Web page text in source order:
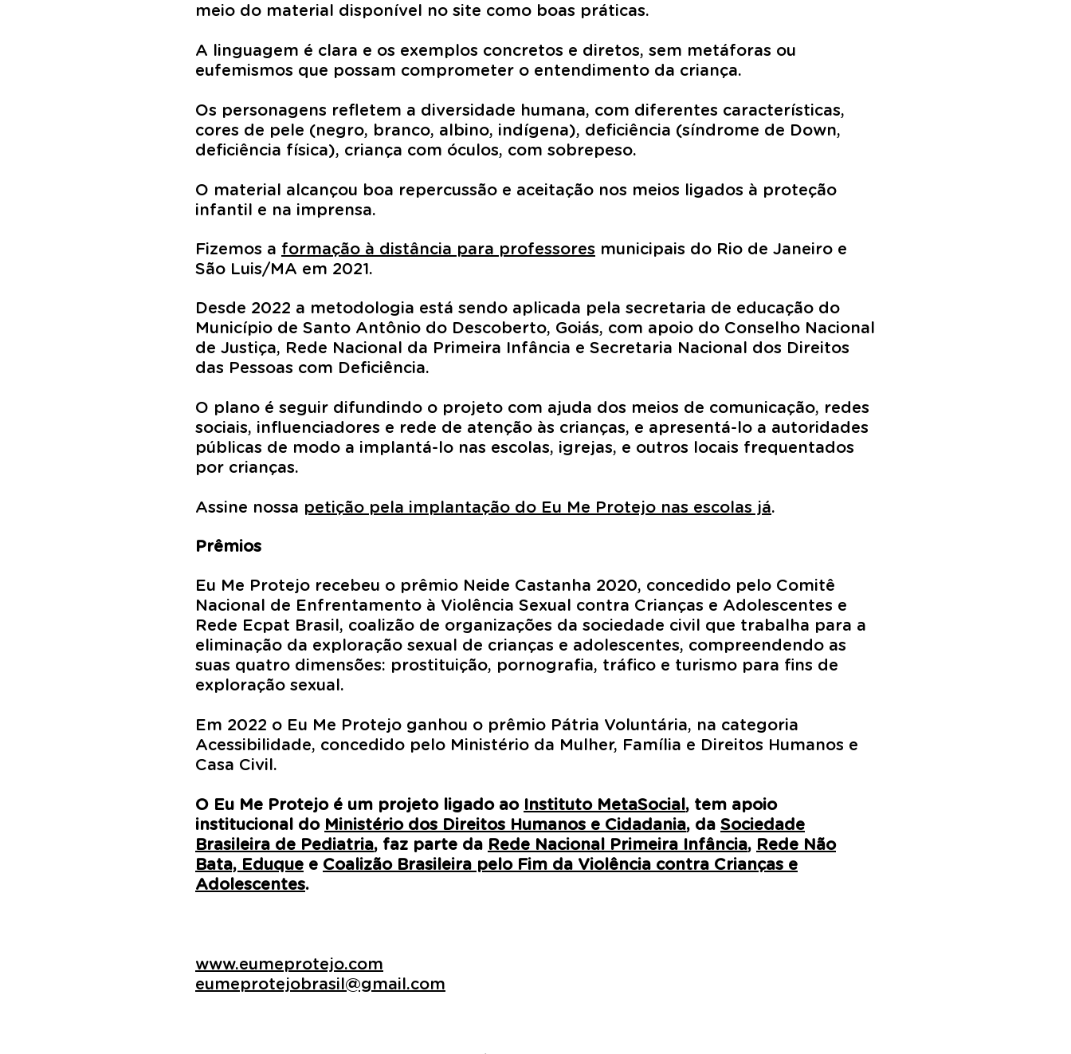
meio do material disponível no site como boas práticas.
A linguagem é clara e os exemplos concretos e diretos, sem metáforas ou
eufemismos que possam comprometer o entendimento da criança.
Os personagens refletem a diversidade humana, com diferentes características,
cores de pele (negro, branco, albino, indígena), deficiência (síndrome de Down,
deficiência física), criança com óculos, com sobrepeso.
O material alcançou boa repercussão e aceitação nos meios ligados à proteção
infantil e na imprensa.
Fizemos a formação à distância para professores municipais do Rio de Janeiro e
São Luis/MA em 2021.
Desde 2022 a metodologia está sendo aplicada pela secretaria de educação do
Município de Santo Antônio do Descoberto, Goiás, com apoio do Conselho Nacional
de Justiça, Rede Nacional da Primeira Infância e Secretaria Nacional dos Direitos
das Pessoas com Deficiência.
O plano é seguir difundindo o projeto com ajuda dos meios de comunicação, redes
sociais, influenciadores e rede de atenção às crianças, e apresentá-lo a autoridades
públicas de modo a implantá-lo nas escolas, igrejas, e outros locais frequentados
por crianças.
Assine nossa petição pela implantação do Eu Me Protejo nas escolas já.
Prêmios
Eu Me Protejo recebeu o prêmio Neide Castanha 2020, concedido pelo Comitê
Nacional de Enfrentamento à Violência Sexual contra Crianças e Adolescentes e
Rede Ecpat Brasil, coalizão de organizações da sociedade civil que trabalha para a
eliminação da exploração sexual de crianças e adolescentes, compreendendo as
suas quatro dimensões: prostituição, pornografia, tráfico e turismo para fins de
exploração sexual.
Em 2022 o Eu Me Protejo ganhou o prêmio Pátria Voluntária, na categoria
Acessibilidade, concedido pelo Ministério da Mulher, Família e Direitos Humanos e
Casa Civil.
O Eu Me Protejo é um projeto ligado ao Instituto MetaSocial, tem apoio
institucional do Ministério dos Direitos Humanos e Cidadania, da Sociedade
Brasileira de Pediatria, faz parte da Rede Nacional Primeira Infância, Rede Não
Bata, Eduque e Coalizão Brasileira pelo Fim da Violência contra Crianças e
Adolescentes.
www.eumeprotejo.com
eumeprotejobrasil@gmail.com